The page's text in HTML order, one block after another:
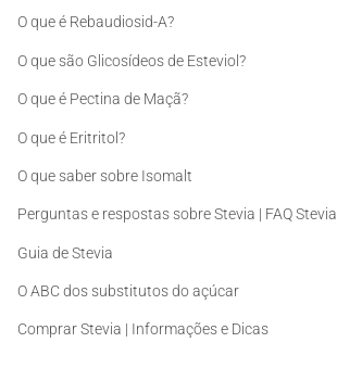
O que é Rebaudiosid-A?
O que são Glicosídeos de Esteviol?
O que é Pectina de Maçã?
O que é Eritritol?
O que saber sobre Isomalt
Perguntas e respostas sobre Stevia | FAQ Stevia
Guia de Stevia
O ABC dos substitutos do açúcar
Comprar Stevia | Informações e Dicas